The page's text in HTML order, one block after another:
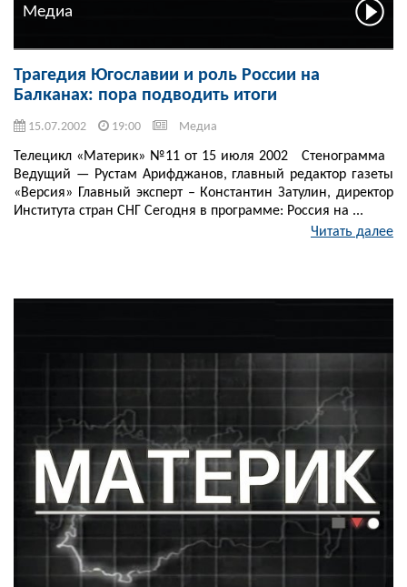
Медиа
Трагедия Югославии и роль России на
Балканах: пора подводить итоги
15.07.2002 19:00 Медиа
Телецикл «Материк» №11 от 15 июля 2002 Стенограмма
Ведущий — Рустам Арифджанов, главный редактор газеты
«Версия» Главный эксперт – Константин Затулин, директор
Института стран СНГ Сегодня в программе: Россия на ...
Читать далее